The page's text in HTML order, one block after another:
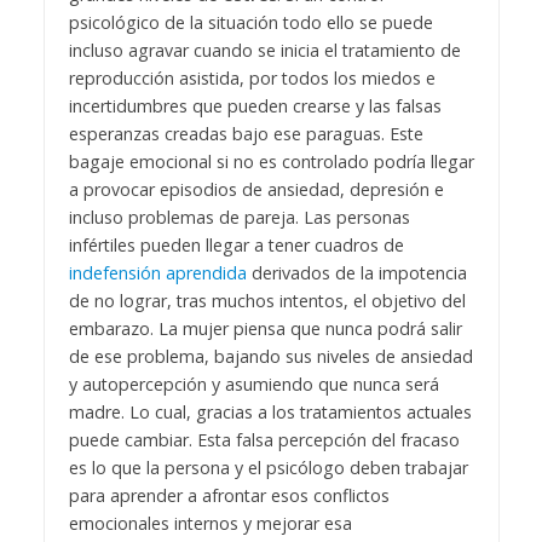
psicológico de la situación todo ello se puede
incluso agravar cuando se inicia el tratamiento de
reproducción asistida, por todos los miedos e
incertidumbres que pueden crearse y las falsas
esperanzas creadas bajo ese paraguas. Este
bagaje emocional si no es controlado podría llegar
a provocar episodios de ansiedad, depresión e
incluso problemas de pareja. Las personas
infértiles pueden llegar a tener cuadros de
indefensión aprendida derivados de la impotencia
de no lograr, tras muchos intentos, el objetivo del
embarazo. La mujer piensa que nunca podrá salir
de ese problema, bajando sus niveles de ansiedad
y autopercepción y asumiendo que nunca será
madre. Lo cual, gracias a los tratamientos actuales
puede cambiar. Esta falsa percepción del fracaso
es lo que la persona y el psicólogo deben trabajar
para aprender a afrontar esos conflictos
emocionales internos y mejorar esa